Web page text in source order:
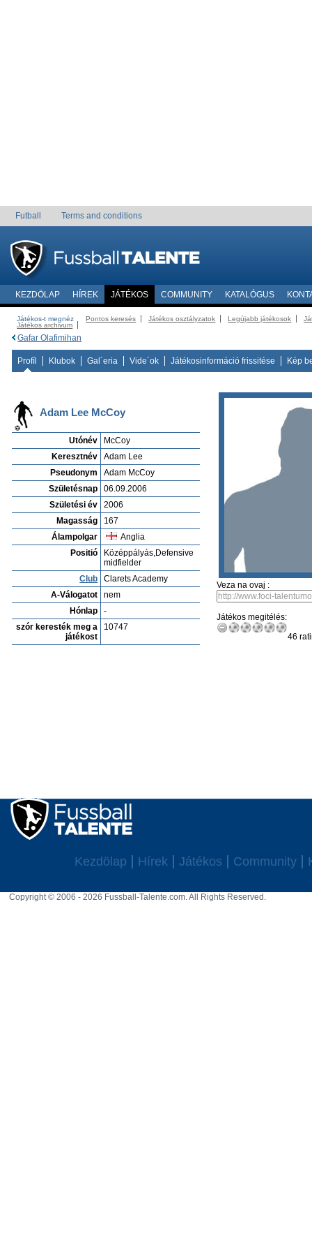
Futball Terms and conditions
KEZDÖLAP HÍREK JÁTÉKOS COMMUNITY KATALÓGUS
Játékos-t megnéz Pontos keresés Játékos osztályzatok Legújabb játékosok
Játékos archivum
Gafar Olafimihan
Profíl Klubok Gal´eria Vide´ok Játékosinformáció frissitése Kép
Adam Lee McCoy
Utónév
McCoy
Keresztnév
Adam Lee
Pseudonym
Adam McCoy
Születésnap
06.09.2006
Születési év
2006
Magasság
167
Álampolgar
Anglia
Positió
Középpályás,Defensive
midfielder
Club
Clarets Academy
A-Válogatot
nem
Hónlap
-
szór keresték meg a
játékost
10747
Veza na ovaj :
Játékos megitélés:
46
Kezdölap Hírek Játékos Community
Copyright © 2006 - 2026 Fussball-Talente.com. All Rights Reserved.